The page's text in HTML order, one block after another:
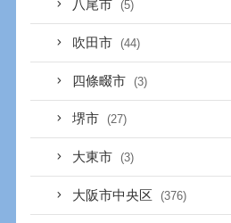
八尾市 (5)
吹田市 (44)
四條畷市 (3)
堺市 (27)
大東市 (3)
大阪市中央区 (376)